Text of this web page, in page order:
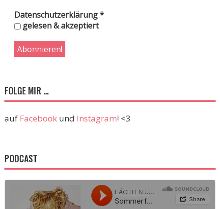
Datenschutzerklärung*
gelesen & akzeptiert
FOLGE MIR …
auf Facebookund Instagram! <3
PODCAST